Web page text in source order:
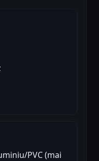
PVC (mai